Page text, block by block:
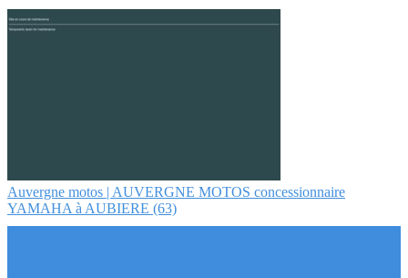
Auvergne motos | AUVERGNE MOTOS con­cession­nai­re
YAMAHA à AUBIERE (63)